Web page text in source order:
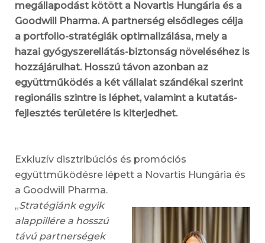
megállapodást kötött a Novartis Hungária és a
Goodwill Pharma. A partnerség elsődleges célja
a portfolio-stratégiák optimalizálása, mely a
hazai gyógyszerellátás-biztonság növeléséhez is
hozzájárulhat. Hosszú távon azonban az
együttműködés a két vállalat szándékai szerint
regionális szintre is léphet, valamint a kutatás-
fejlesztés területére is kiterjedhet.
Exkluzív disztribúciós és promóciós
együttműködésre lépett a Novartis Hungária és
a Goodwill Pharma.
„Stratégiánk egyik
alappillére a hosszú
távú partnerségek